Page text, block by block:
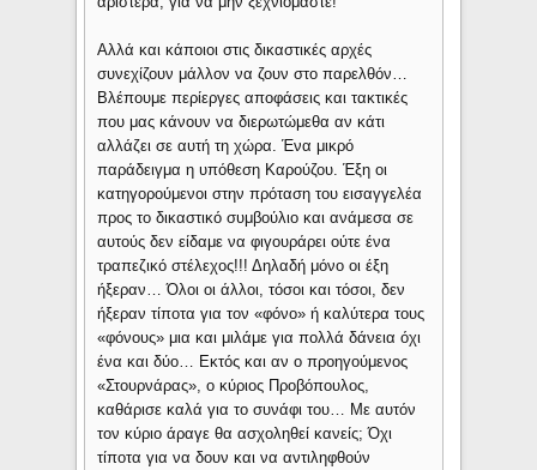
Αλλά και κάποιοι στις δικαστικές αρχές
συνεχίζουν μάλλον να ζουν στο παρελθόν…
Βλέπουμε περίεργες αποφάσεις και τακτικές
που μας κάνουν να διερωτώμεθα αν κάτι
αλλάζει σε αυτή τη χώρα. Ένα μικρό
παράδειγμα η υπόθεση Καρούζου. Έξη οι
κατηγορούμενοι στην πρόταση του εισαγγελέα
προς το δικαστικό συμβούλιο και ανάμεσα σε
αυτούς δεν είδαμε να φιγουράρει ούτε ένα
τραπεζικό στέλεχος!!! Δηλαδή μόνο οι έξη
ήξεραν… Όλοι οι άλλοι, τόσοι και τόσοι, δεν
ήξεραν τίποτα για τον «φόνο» ή καλύτερα τους
«φόνους» μια και μιλάμε για πολλά δάνεια όχι
ένα και δύο… Εκτός και αν ο προηγούμενος
«Στουρνάρας», ο κύριος Προβόπουλος,
καθάρισε καλά για το συνάφι του… Με αυτόν
τον κύριο άραγε θα ασχοληθεί κανείς; Όχι
τίποτα για να δουν και να αντιληφθούν